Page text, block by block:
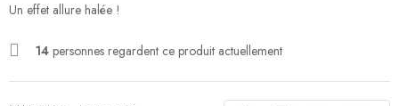
Un effet allure halée !
14 personnes regardent ce produit actuellement